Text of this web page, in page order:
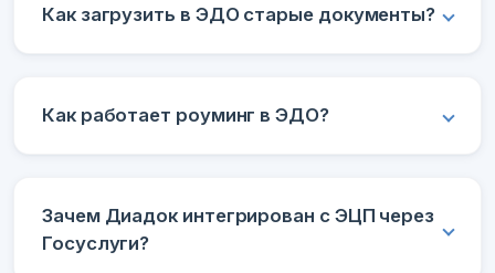
Как загрузить в ЭДО старые документы?
Как работает роуминг в ЭДО?
Зачем Диадок интегрирован с ЭЦП через
Госуслуги?